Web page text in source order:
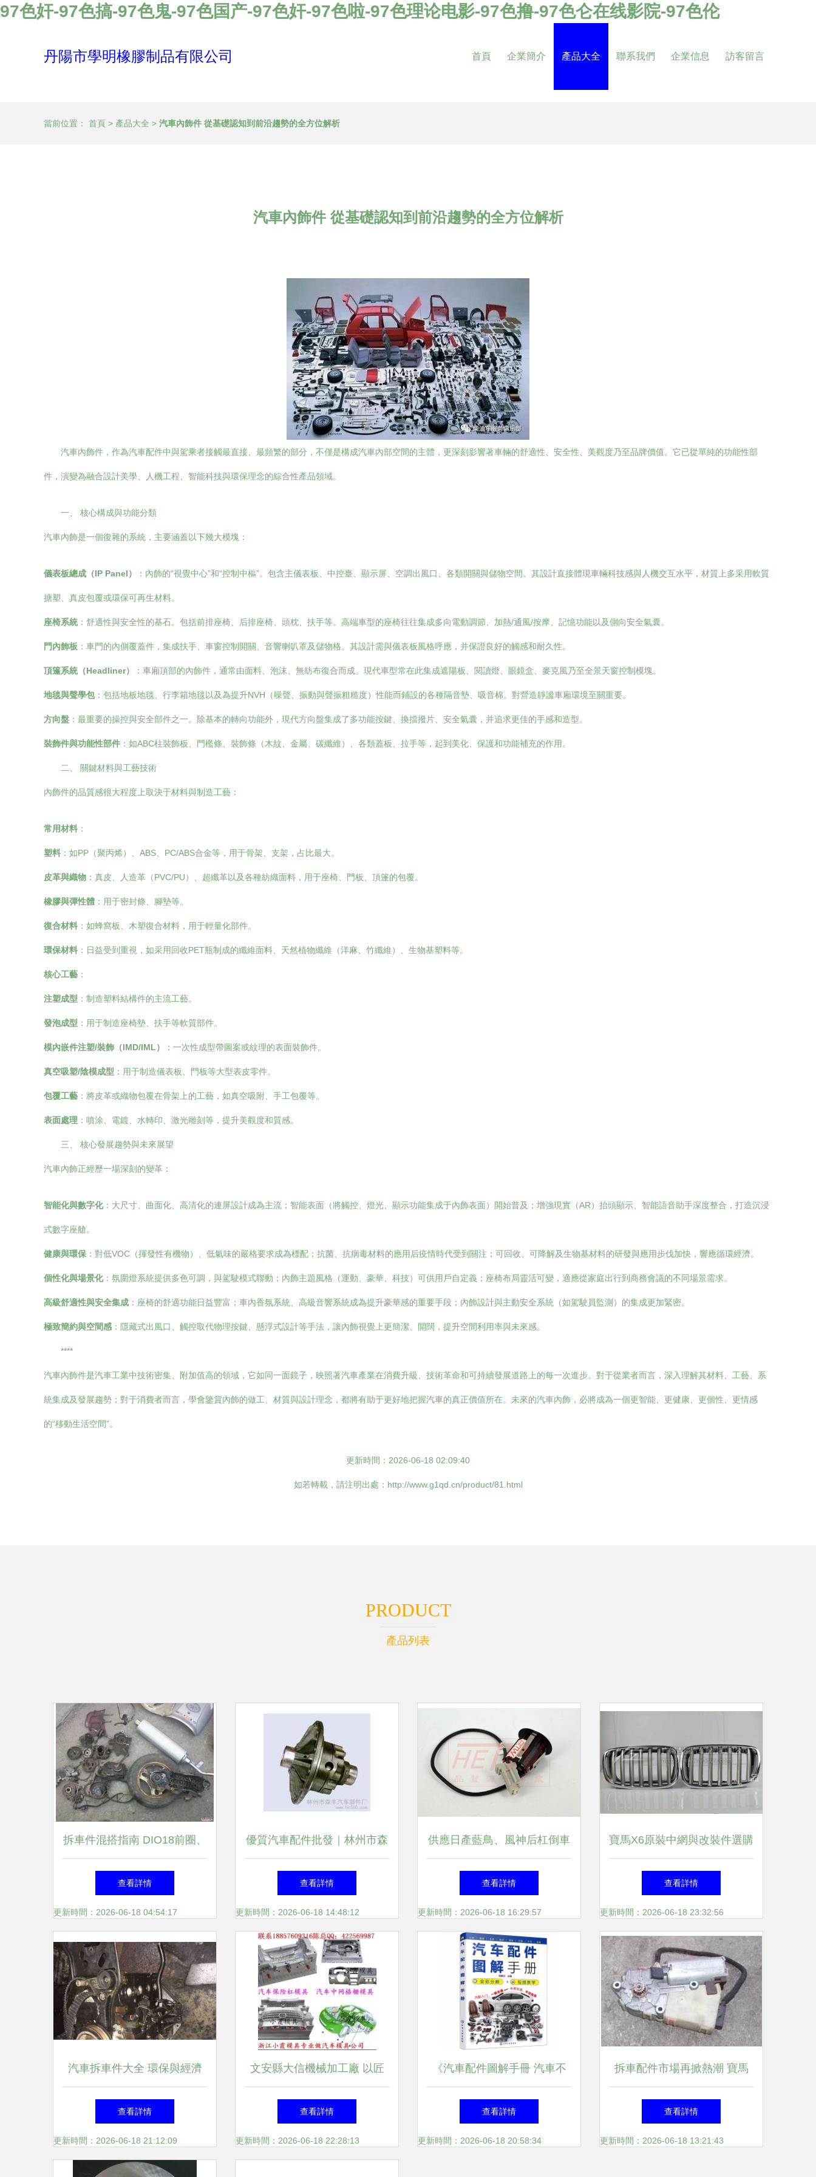
97色奸-97色搞-97色鬼-97色国产-97色奸-97色啦-97色理论电影-97色撸-97色仑在线影院-97色伦
丹陽市學明橡膠制品有限公司 首頁 企業簡介 產品大全 聯系我們 企業信息 訪客留言
當前位置： 首頁 > 產品大全 > 汽車內飾件 從基礎認知到前沿趨勢的全方位解析
汽車內飾件 從基礎認知到前沿趨勢的全方位解析
汽車內飾件，作為汽車配件中與駕乘者接觸最直接、最頻繁的部分，不僅是構成汽車內部空間的主體，更深刻影響著車輛的舒適性、安全性、美觀度乃至品牌價值。它已從單純的功能性部
件，演變為融合設計美學、人機工程、智能科技與環保理念的綜合性產品領域。
一、 核心構成與功能分類
汽車內飾是一個復雜的系統，主要涵蓋以下幾大模塊：
儀表板總成（IP Panel） ：內飾的“視覺中心”和“控制中樞”。包含主儀表板、中控臺、顯示屏、空調出風口、各類開關與儲物空間。其設計直接體現車輛科技感與人機交互水平，材質上多采用軟質
搪塑、真皮包覆或環保可再生材料。
座椅系統 ：舒適性與安全性的基石。包括前排座椅、后排座椅、頭枕、扶手等。高端車型的座椅往往集成多向電動調節、加熱/通風/按摩、記憶功能以及側向安全氣囊。
門內飾板 ：車門的內側覆蓋件，集成扶手、車窗控制開關、音響喇叭罩及儲物格。其設計需與儀表板風格呼應，并保證良好的觸感和耐久性。
頂篷系統（Headliner） ：車廂頂部的內飾件，通常由面料、泡沫、無紡布復合而成。現代車型常在此集成遮陽板、閱讀燈、眼鏡盒、麥克風乃至全景天窗控制模塊。
地毯與聲學包：包括地板地毯、行李箱地毯以及為提升NVH（噪聲、振動與聲振粗糙度）性能而鋪設的各種隔音墊、吸音棉。對營造靜謐車廂環境至關重要。
方向盤 ：最重要的操控與安全部件之一。除基本的轉向功能外，現代方向盤集成了多功能按鍵、換擋撥片、安全氣囊，并追求更佳的手感和造型。
裝飾件與功能性部件 ：如ABC柱裝飾板、門檻條、裝飾條（木紋、金屬、碳纖維）、各類蓋板、拉手等，起到美化、保護和功能補充的作用。
二、 關鍵材料與工藝技術
內飾件的品質感很大程度上取決于材料與制造工藝：
常用材料 ：
塑料 ：如PP（聚丙烯）、ABS、PC/ABS合金等，用于骨架、支架，占比最大。
皮革與織物 ：真皮、人造革（PVC/PU）、超纖革以及各種紡織面料，用于座椅、門板、頂篷的包覆。
橡膠與彈性體 ：用于密封條、腳墊等。
復合材料 ：如蜂窩板、木塑復合材料，用于輕量化部件。
環保材料 ：日益受到重視，如采用回收PET瓶制成的纖維面料、天然植物纖維（洋麻、竹纖維）、生物基塑料等。
核心工藝 ：
注塑成型 ：制造塑料結構件的主流工藝。
發泡成型 ：用于制造座椅墊、扶手等軟質部件。
模內嵌件注塑/裝飾（IMD/IML） ：一次性成型帶圖案或紋理的表面裝飾件。
真空吸塑/陰模成型 ：用于制造儀表板、門板等大型表皮零件。
包覆工藝 ：將皮革或織物包覆在骨架上的工藝，如真空吸附、手工包覆等。
表面處理 ：噴涂、電鍍、水轉印、激光雕刻等，提升美觀度和質感。
三、 核心發展趨勢與未來展望
汽車內飾正經歷一場深刻的變革：
智能化與數字化：大尺寸、曲面化、高清化的連屏設計成為主流；智能表面（將觸控、燈光、顯示功能集成于內飾表面）開始普及；增強現實（AR）抬頭顯示、智能語音助手深度整合，打造沉浸
式數字座艙。
健康與環保 ：對低VOC（揮發性有機物）、低氣味的嚴格要求成為標配；抗菌、抗病毒材料的應用后疫情時代受到關注；可回收、可降解及生物基材料的研發與應用步伐加快，響應循環經濟。
個性化與場景化：氛圍燈系統提供多色可調，與駕駛模式聯動；內飾主題風格（運動、豪華、科技）可供用戶自定義；座椅布局靈活可變，適應從家庭出行到商務會議的不同場景需求。
高級舒適性與安全集成 ：座椅的舒適功能日益豐富；車內香氛系統、高級音響系統成為提升豪華感的重要手段；內飾設計與主動安全系統（如駕駛員監測）的集成更加緊密。
極致簡約與空間感 ：隱藏式出風口、觸控取代物理按鍵、懸浮式設計等手法，讓內飾視覺上更簡潔、開闊，提升空間利用率與未來感。
****
汽車內飾件是汽車工業中技術密集、附加值高的領域，它如同一面鏡子，映照著汽車產業在消費升級、技術革命和可持續發展道路上的每一次進步。對于從業者而言，深入理解其材料、工藝、系
統集成及發展趨勢；對于消費者而言，學會鑒賞內飾的做工、材質與設計理念，都將有助于更好地把握汽車的真正價值所在。未來的汽車內飾，必將成為一個更智能、更健康、更個性、更情感
的“移動生活空間”。
更新時間：2026-06-18 02:09:40
如若轉載，請注明出處：http://www.g1qd.cn/product/81.html
PRODUCT
產品列表
拆車件混搭指南 DIO18前圈、
GY6排氣與汽車內飾升級
查看詳情
更新時間：2026-06-18 04:54:17
優質汽車配件批發｜林州市森
豐汽車部件廠——專業供應重
汽配件、輪殼的誠信廠家
查看詳情
更新時間：2026-06-18 14:48:12
供應日產藍鳥、風神后杠倒車
電眼25994-5E9K7超聲波傳感
器 - 供應日產藍鳥、風神后杠
倒車電眼25994-5E9K7超聲波
傳感器廠家 - 供應日產藍鳥、
風神后杠倒車電眼25994-
查看詳情
更新時間：2026-06-18 16:29:57
寶馬X6原裝中網與改裝件選購
指南 價格、圖片及廠家全解
讀
查看詳情
更新時間：2026-06-18 23:32:56
汽車拆車件大全 環保與經濟
的智慧選擇，內飾件更顯格調
查看詳情
更新時間：2026-06-18 21:12:09
文安縣大信機械加工廠 以匠
心鍛造汽車配件品質未來
查看詳情
更新時間：2026-06-18 22:28:13
《汽車配件圖解手冊 汽車不
神秘》—— 一張圖揭秘汽車
內核的機械美感
查看詳情
更新時間：2026-06-18 20:58:34
拆車配件市場再掀熱潮 寶馬
與雷諾車型內飾件需求激增
查看詳情
更新時間：2026-06-18 13:21:43